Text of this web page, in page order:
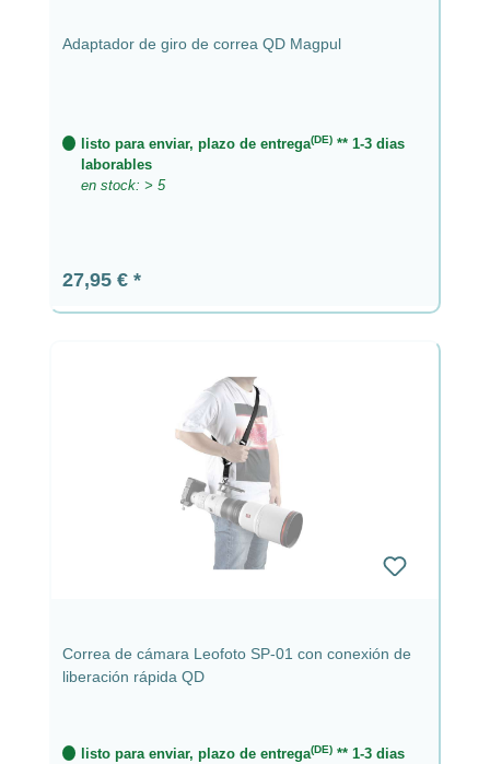
Adaptador de giro de correa QD Magpul
listo para enviar, plazo de entrega(DE) ** 1-3 dias
laborables
en stock: > 5
Precio normal:
27,95 €
Correa de cámara Leofoto SP-01 con conexión de
liberación rápida QD
listo para enviar, plazo de entrega(DE) ** 1-3 dias